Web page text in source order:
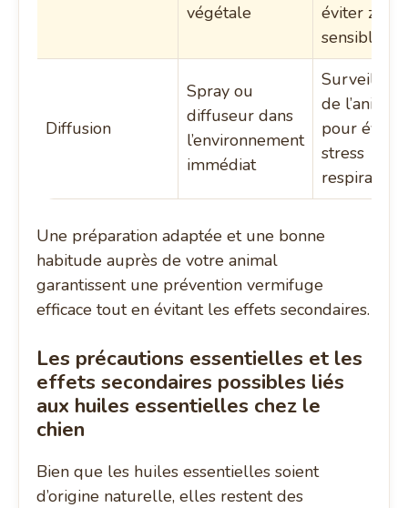
végétale
éviter
sensibles
Diffusion
Spray ou
diffuseur dans
l’environnement
immédiat
de l’animal
pour éviter
stress
respiratoire
Une préparation adaptée et une bonne
habitude auprès de votre animal
garantissent une prévention vermifuge
efficace tout en évitant les effets secondaires.
Les précautions essentielles et les
effets secondaires possibles liés
aux huiles essentielles chez le
chien
Bien que les huiles essentielles soient
d’origine naturelle, elles restent des